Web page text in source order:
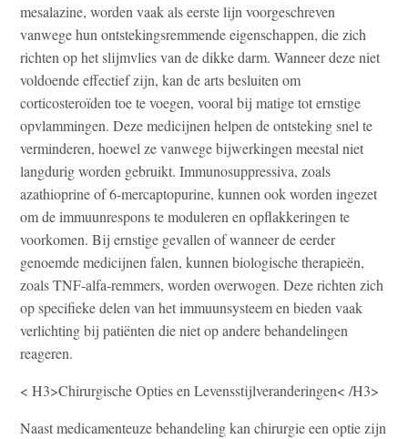
mesalazine, worden vaak als eerste lijn voorgeschreven
vanwege hun ontstekingsremmende eigenschappen, die zich
richten op het slijmvlies van de dikke darm. Wanneer deze niet
voldoende effectief zijn, kan de arts besluiten om
corticosteroïden toe te voegen, vooral bij matige tot ernstige
opvlammingen. Deze medicijnen helpen de ontsteking snel te
verminderen, hoewel ze vanwege bijwerkingen meestal niet
langdurig worden gebruikt. Immunosuppressiva, zoals
azathioprine of 6-mercaptopurine, kunnen ook worden ingezet
om de immuunrespons te moduleren en opflakkeringen te
voorkomen. Bij ernstige gevallen of wanneer de eerder
genoemde medicijnen falen, kunnen biologische therapieën,
zoals TNF-alfa-remmers, worden overwogen. Deze richten zich
op specifieke delen van het immuunsysteem en bieden vaak
verlichting bij patiënten die niet op andere behandelingen
reageren.
< H3>Chirurgische Opties en Levensstijlveranderingen< /H3>
Naast medicamenteuze behandeling kan chirurgie een optie zijn